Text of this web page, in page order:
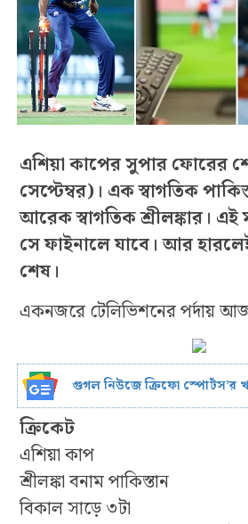
এশিয়া কাপের সুপার ফোরের
সেপ্টেম্বর)। এক স্বাগতিক
আরেক স্বাগতিক শ্রীলঙ্কার। এই
সে ফাইনালে যাবে। আর
শেষ।
একনজরে টেলিভিশনের পর্দায়
গুগল নিউজে ক্রিফো
ক্রিকেট
এশিয়া কাপ
শ্রীলঙ্কা বনাম পাকিস্তান
বিকাল সাড়ে ৩টা